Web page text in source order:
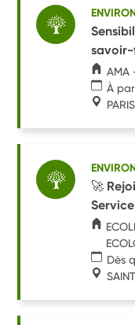
savoir-
AMA
À
🚀
Dès